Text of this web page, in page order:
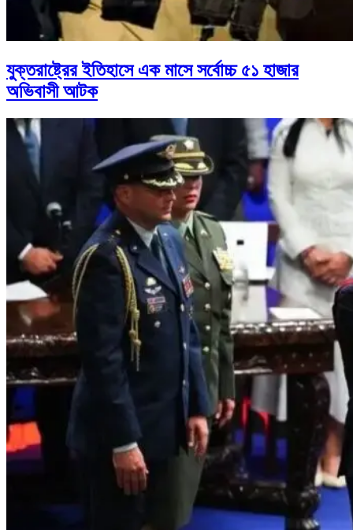
যুক্তরাষ্ট্রের ইতিহাসে এক মাসে সর্বোচ্চ ৫১ হাজার
অভিবাসী আটক